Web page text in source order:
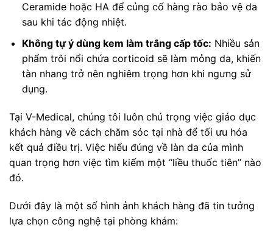
Ceramide hoặc HA để củng cố hàng rào bảo vệ da
sau khi tác động nhiệt.
Không tự ý dùng kem làm trắng cấp tốc: Nhiều sản
phẩm trôi nổi chứa corticoid sẽ làm mỏng da, khiến
tàn nhang trở nên nghiêm trọng hơn khi ngưng sử
dụng.
Tại V-Medical, chúng tôi luôn chú trọng việc giáo dục
khách hàng về cách chăm sóc tại nhà để tối ưu hóa
kết quả điều trị. Việc hiểu đúng về làn da của mình
quan trọng hơn việc tìm kiếm một “liều thuốc tiên” nào
đó.
Dưới đây là một số hình ảnh khách hàng đã tin tưởng
lựa chọn công nghệ tại phòng khám: